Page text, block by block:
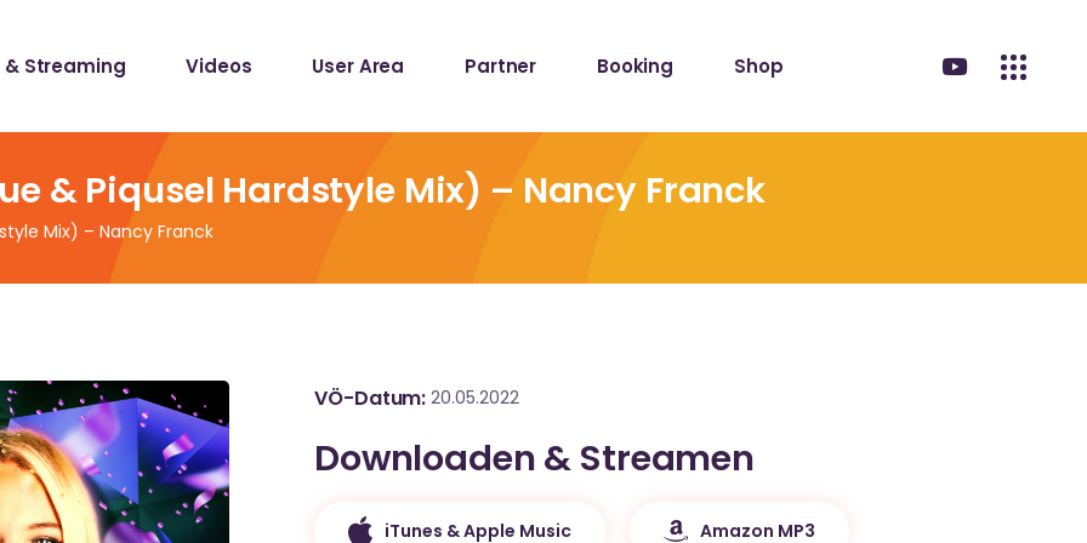
& Streaming Videos User Area Partner Booking Shop
& Piqusel Hardstyle Mix) – Nancy Franck
Mix) – Nancy Franck
VÖ-Datum 20.05.2022
Downloaden & Streamen
iTunes & Apple Music Amazon MP3